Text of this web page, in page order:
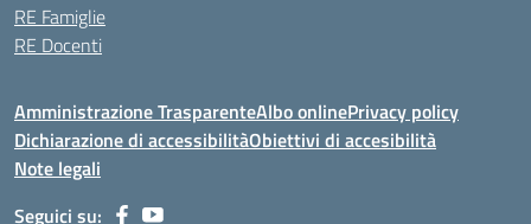
RE Famiglie
RE Docenti
Amministrazione TrasparenteAlbo onlinePrivacy policy
Dichiarazione di accessibilitàObiettivi di accesibilità
Note legali
Seguici su: